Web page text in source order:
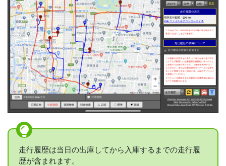
走行履歴は当日の出庫してから入庫するまでの走行履
歴が含まれます。